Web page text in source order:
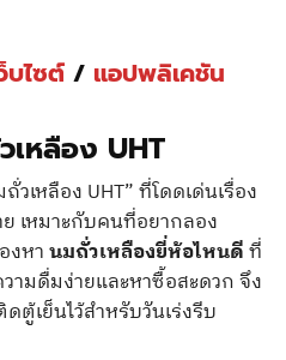
บไซต์ / แอปพลิเคชัน
เหลือง UHT
เหลือง UHT” ที่โดดเด่นเรื่อง
เหมาะกับคนที่อยากลอง
งหานมถั่วเหลืองยี่ห้อไหนดีที่
ามดื่มง่ายและหาซื้อสะดวก จึง
ตู้เย็นไว้สำหรับวันเร่งรีบ